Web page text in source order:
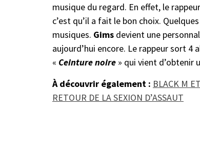
musique du regard. En effet, le
c’est qu’il a fait le bon choix.
musiques. Gims devient une
aujourd’hui encore. Le rappeur sort 4
« Ceinture noire » qui vient d’obtenir
À découvrir également : BLACK M
RETOUR DE LA SEXION D’ASSAUT